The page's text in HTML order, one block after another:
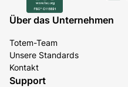
Über das Unternehmen
Totem-Team
Unsere Standards
Kontakt
Support